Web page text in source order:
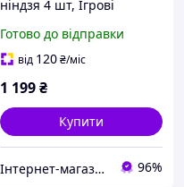
ніндзя 4 шт, Ігрові
Готово до відправки
від 120₴/міс
1 199₴
Купити
Інтернет-магазин "Техно вовки" 96%